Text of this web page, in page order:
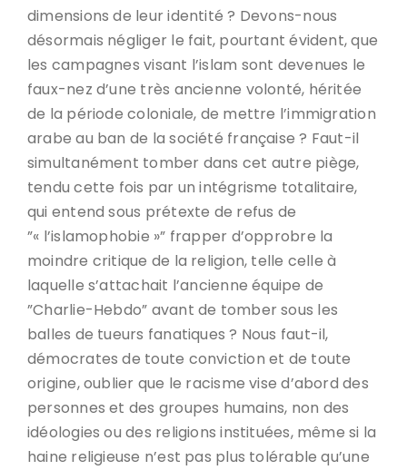
dimensions de leur identité ? Devons-nous
désormais négliger le fait, pourtant évident, que
les campagnes visant l’islam sont devenues le
faux-nez d’une très ancienne volonté, héritée
de la période coloniale, de mettre l’immigration
arabe au ban de la société française ? Faut-il
simultanément tomber dans cet autre piège,
tendu cette fois par un intégrisme totalitaire,
qui entend sous prétexte de refus de
”« l’islamophobie »” frapper d’opprobre la
moindre critique de la religion, telle celle à
laquelle s’attachait l’ancienne équipe de
”Charlie-Hebdo” avant de tomber sous les
balles de tueurs fanatiques ? Nous faut-il,
démocrates de toute conviction et de toute
origine, oublier que le racisme vise d’abord des
personnes et des groupes humains, non des
idéologies ou des religions instituées, même si la
haine religieuse n’est pas plus tolérable qu’une